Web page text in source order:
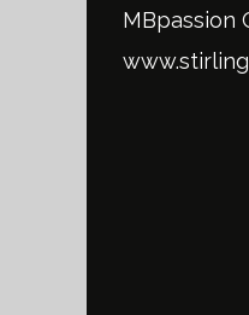
MBpassion